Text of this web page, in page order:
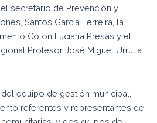
secretario de Prevención y
Santos García Ferreira, la
Colón Luciana Presas y el
Profesor José Miguel Urrutia
equipo de gestión municipal,
referentes y representantes de